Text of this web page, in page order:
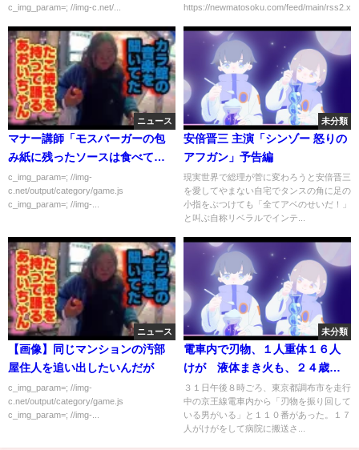
c_img_param=; //img-c.net/...
https://newmatosoku.com/feed/main/
ニュース
マナー講師「モスバーガーの包
み紙に残ったソースは食べては
いけません」
c_img_param=; //img-
c.net/output/category/game.js
c_img_param=; //img-...
未分類
安倍晋三 主演「シンゾー 怒りの
アフガン」予告編
現実世界で総理が菅に変わろうと安倍晋三
を愛してやまない自宅でタンスの角に足の
小指をぶつけても「全てアベのせいだ！」
と叫ぶ自称リベラルでインテ...
ニュース
【画像】同じマンションの汚部
屋住人を追い出したいんだが
c_img_param=; //img-
c.net/output/category/game.js
c_img_param=; //img-...
未分類
電車内で刃物、１人重体１６人
けが 液体まき火も、２４歳男
逮捕 警視庁
３１日午後８時ごろ、東京都調布市を走行
中の京王線電車内から「刃物を振り回して
いる男がいる」と１１０番があった。１７
人がけがをして病院に搬送さ...